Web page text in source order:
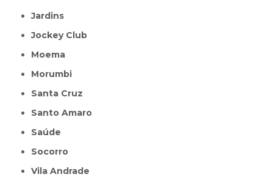
Jardins
Jockey Club
Moema
Morumbi
Santa Cruz
Santo Amaro
Saúde
Socorro
Vila Andrade